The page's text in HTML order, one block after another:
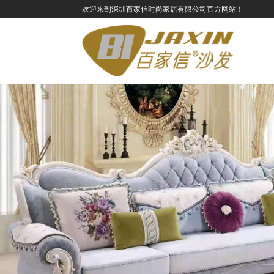
欢迎来到深圳百家信时尚家居有限公司官方网站！